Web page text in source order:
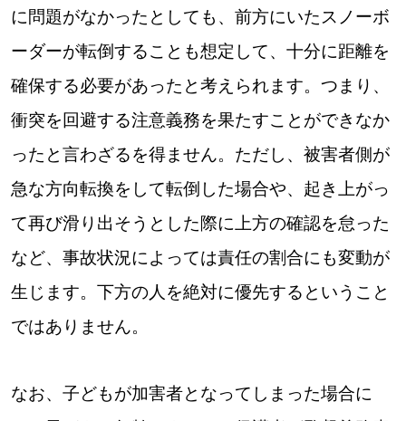
パートナーメディア Sitakkeパートナー
情報提供・お問い合わせ 利用規約
プライバシーポリシー
に問題がなかったとしても、前方にいたスノーボ
ーダーが転倒することも想定して、十分に距離を
確保する必要があったと考えられます。つまり、
衝突を回避する注意義務を果たすことができなか
ったと言わざるを得ません。ただし、被害者側が
急な方向転換をして転倒した場合や、起き上がっ
て再び滑り出そうとした際に上方の確認を怠った
など、事故状況によっては責任の割合にも変動が
生じます。下方の人を絶対に優先するということ
ではありません。
なお、子どもが加害者となってしまった場合に